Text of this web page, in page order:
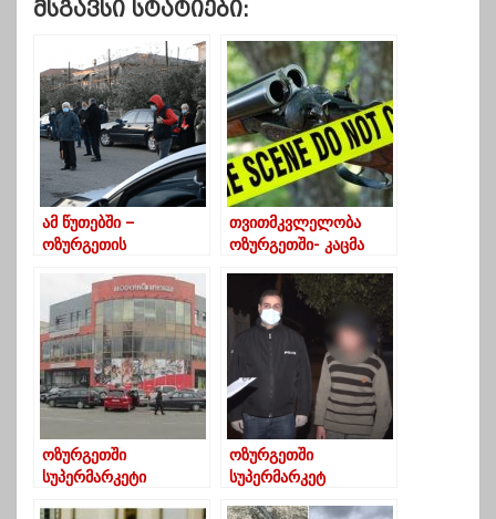
Მსგავსი Სტატიები:
ამ წუთებში –
ოზურგეთის
სასამართლოს
შენობის წინ
სასჯელმისჯილის
ოჯახის წევრმა
თვითმკვლელობა
სცადა
თვითმკვლელობა
ოზურგეთში- კაცმა
თოფით მოიკლა
ოზურგეთში
სუპერმარკეტი
ოზურგეთში
სუპერმარკეტ